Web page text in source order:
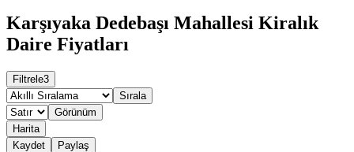
Karşıyaka Dedebaşı Mahallesi Kiralık
Daire Fiyatları
Filtrele3
Sırala
Görünüm
Harita
Kaydet
Paylaş